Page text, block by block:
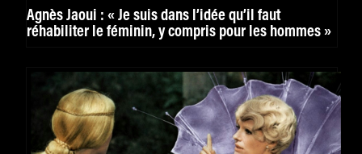
Agnès Jaoui : « Je suis dans l’idée qu’il faut
réhabiliter le féminin, y compris pour les hommes »